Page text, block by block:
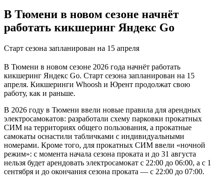
В Тюмени в новом сезоне начнёт
работать кикшеринг Яндекс Go
Старт сезона запланирован на 15 апреля
В Тюмени в новом сезоне 2026 года начнёт работать
кикшеринг Яндекс Go. Старт сезона запланирован на 15
апреля. Кикшеринги Whoosh и Юрент продолжат свою
работу, как и раньше.
В 2026 году в Тюмени ввели новые правила для арендных
электросамокатов: разработали схему парковки прокатных
СИМ на территориях общего пользования, а прокатные
самокаты оснастили табличками с индивидуальными
номерами. Кроме того, для прокатных СИМ ввели «ночной
режим»: с момента начала сезона проката и до 31 августа
нельзя будет арендовать электросамокат с 22:00 до 06:00, а с 1
сентября и до окончания сезона проката — с 22:00 до 07:00.